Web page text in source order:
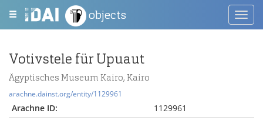
objects
Votivstele für Upuaut
Ägyptisches Museum Kairo, Kairo
arachne.dainst.org/entity/1129961
Arachne ID:
1129961